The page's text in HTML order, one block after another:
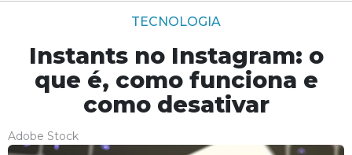
TECNOLOGIA
Instants no Instagram: o
que é, como funciona e
como desativar
Adobe Stock